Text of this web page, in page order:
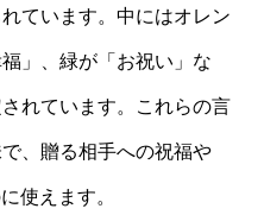
ています。中にはオレン
」、緑が「お祝い」な
れています。これらの言
、贈る相手への祝福や
使えます。